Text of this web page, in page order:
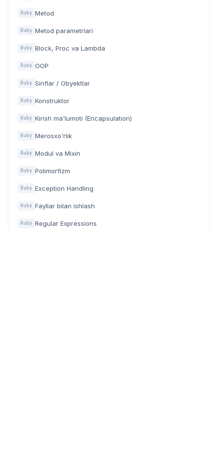
Ruby Metod
Ruby Metod parametrlari
Ruby Block, Proc va Lambda
Ruby OOP
Ruby Sinflar / Obyektlar
Ruby Konstruktor
Ruby Kirish ma'lumoti (Encapsulation)
Ruby Merosxo'rlik
Ruby Modul va Mixin
Ruby Polimorfizm
Ruby Exception Handling
Ruby Fayllar bilan ishlash
Ruby Regular Expressions